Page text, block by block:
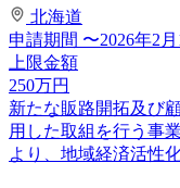
北海道
申請期間 〜2026年2月
上限金額
250万円
新たな販路開拓及び
用した取組を行う事
より、地域経済活性